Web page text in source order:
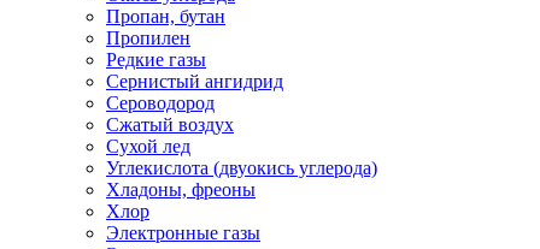
Пропан, бутан
Пропилен
Редкие газы
Сернистый ангидрид
Сероводород
Сжатый воздух
Сухой лед
Углекислота (двуокись углерода)
Хладоны, фреоны
Хлор
Электронные газы